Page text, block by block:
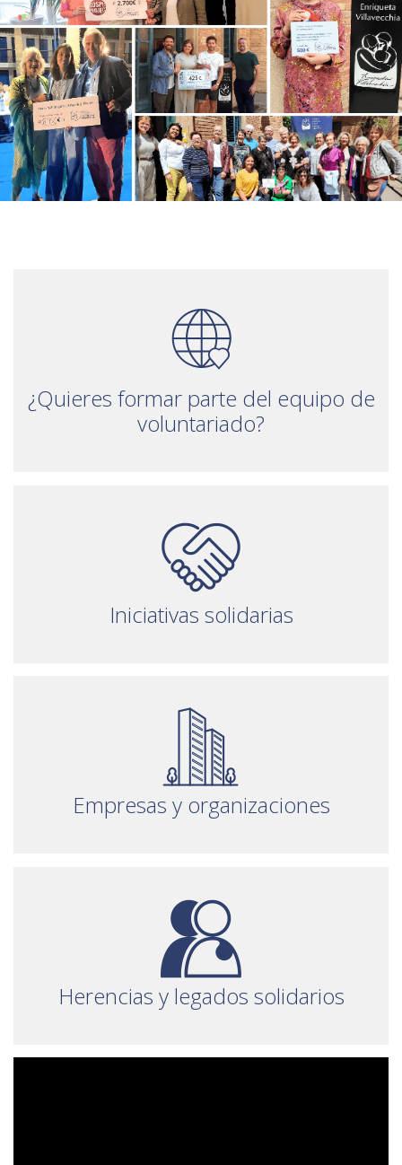
¿Quieres formar parte del equipo de
voluntariado?
Iniciativas solidarias
Empresas y organizaciones
Herencias y legados solidarios